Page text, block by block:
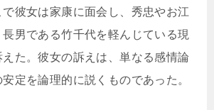
彼女は家康に面会し、秀忠やお江
男である竹千代を軽んじている現
た。彼女の訴えは、単なる感情論
定を論理的に説くものであった。